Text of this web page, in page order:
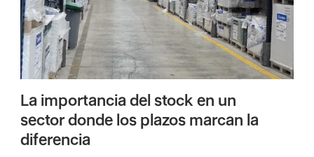
La importancia del stock en un
sector donde los plazos marcan la
diferencia